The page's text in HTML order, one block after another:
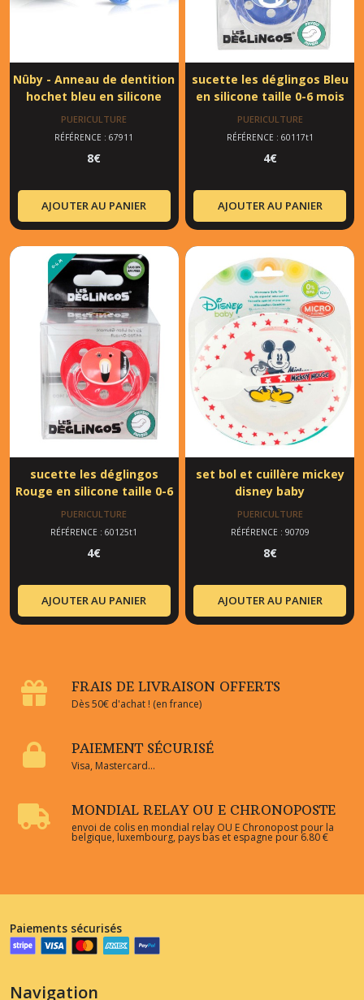
Nûby - Anneau de dentition
hochet bleu en silicone
PUERICULTURE
RÉFÉRENCE : 67911
8€
AJOUTER AU PANIER
sucette les déglingos Bleu
en silicone taille 0-6 mois
PUERICULTURE
RÉFÉRENCE : 60117t1
4€
AJOUTER AU PANIER
sucette les déglingos
Rouge en silicone taille 0-6
mois
PUERICULTURE
RÉFÉRENCE : 60125t1
4€
AJOUTER AU PANIER
set bol et cuillère mickey
disney baby
PUERICULTURE
RÉFÉRENCE : 90709
8€
AJOUTER AU PANIER
FRAIS DE LIVRAISON OFFERTS
Dès 50€ d'achat ! (en france)
PAIEMENT SÉCURISÉ
Visa, Mastercard...
MONDIAL RELAY OU E CHRONOPOSTE
envoi de colis en mondial relay OU E Chronopost pour la
belgique, luxembourg, pays bas et espagne pour 6.80 €
Paiements sécurisés
Navigation